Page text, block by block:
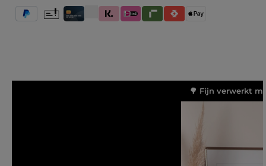
PayPal Creditcard / BetaalpasKlarna (Achteraf betalen / In delen betalen /
iDeal IN3RivertySatispayApple Pay
Vooruitbetaling
🌳 Fijn verwerkt